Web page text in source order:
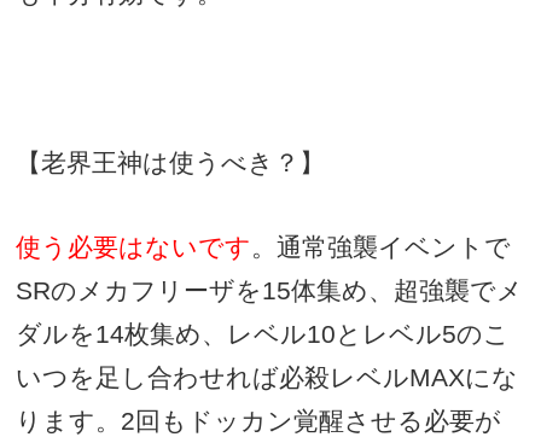
【老界王神は使うべき？】
使う必要はないです。通常強襲イベントで
SRのメカフリーザを15体集め、超強襲でメ
ダルを14枚集め、レベル10とレベル5のこ
いつを足し合わせれば必殺レベルMAXにな
ります。 2回もドッカン覚醒させる必要が